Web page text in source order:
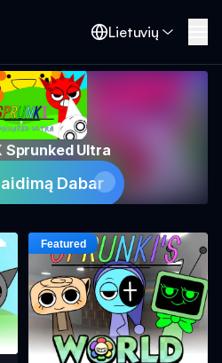
Lietuvių
Sprunked Ultra
Dabar